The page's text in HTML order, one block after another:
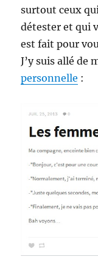
surtout ceux
détester et qui
est fait pour
J’y suis allé de
personnelle :